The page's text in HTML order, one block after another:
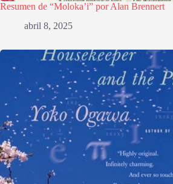
Resumen de “Moloka’i” por Alan Brennert
abril 8, 2025